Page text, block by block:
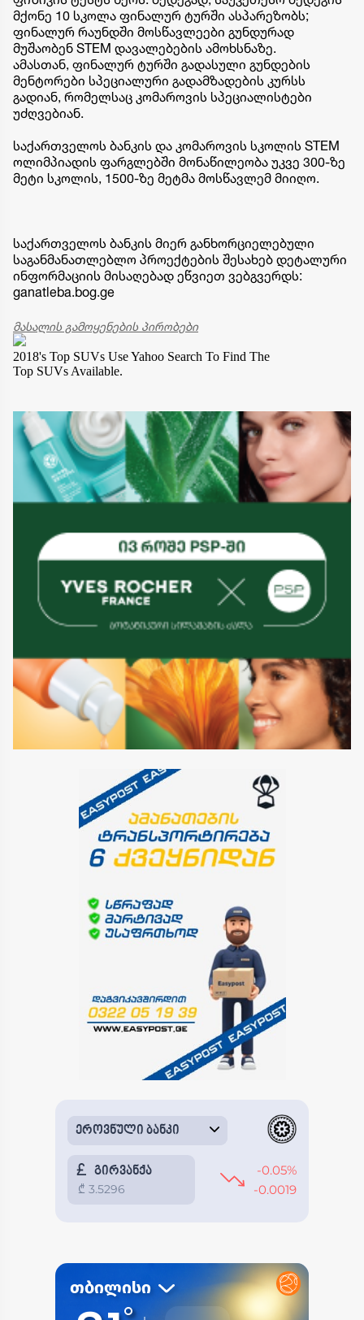
მქონე 10 სკოლა ფინალურ ტურში ასპარეზობს;
ფინალურ რაუნდში მოსწავლეები გუნდურად
მუშაობენ STEM დავალებების ამოხსნაზე.
ამასთან, ფინალურ ტურში გადასული გუნდების
მენტორები სპეციალური გადამზადების კურსს
გადიან, რომელსაც კომაროვის სპეციალისტები
უძღვებიან.
საქართველოს ბანკის და კომაროვის სკოლის STEM
ოლიმპიადის ფარგლებში მონაწილეობა უკვე 300-ზე
მეტი სკოლის, 1500-ზე მეტმა მოსწავლემ მიიღო.
საქართველოს ბანკის მიერ განხორციელებული
საგანმანათლებლო პროექტების შესახებ დეტალური
ინფორმაციის მისაღებად ეწვიეთ ვებგვერდს:
ganatleba.bog.ge
მასალის გამოყენების პირობები
2018's Top SUVs Use Yahoo Search To Find The
Top SUVs Available.